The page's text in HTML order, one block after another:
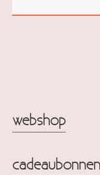
webshop
cadeaubonnen